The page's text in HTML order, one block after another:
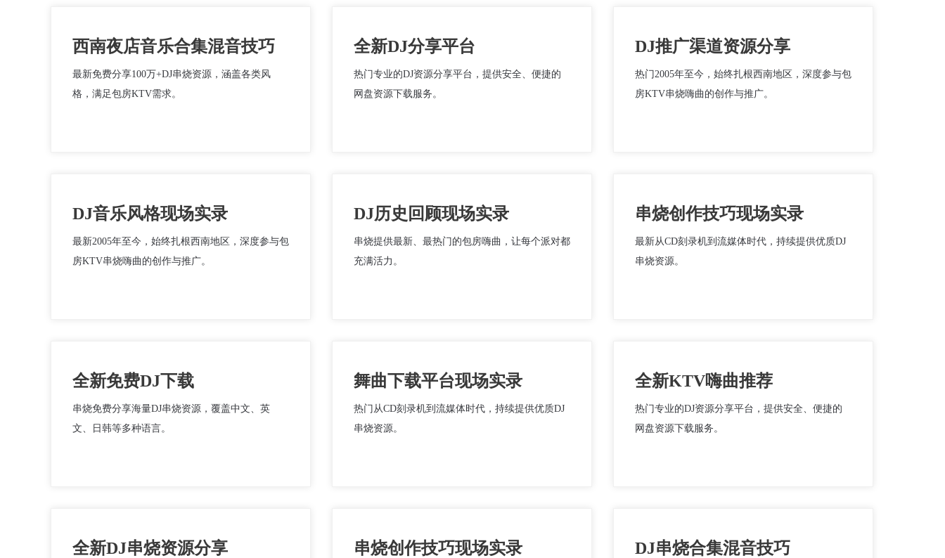
西南夜店音乐合集混音技巧
最新免费分享100万+DJ串烧资源，涵盖各类风
格，满足包房KTV需求。
全新DJ分享平台
热门专业的DJ资源分享平台，提供安全、便捷的
网盘资源下载服务。
DJ推广渠道资源分享
热门2005年至今，始终扎根西南地区，深度参与包
房KTV串烧嗨曲的创作与推广。
DJ音乐风格现场实录
最新2005年至今，始终扎根西南地区，深度参与包
房KTV串烧嗨曲的创作与推广。
DJ历史回顾现场实录
串烧提供最新、最热门的包房嗨曲，让每个派对都
充满活力。
串烧创作技巧现场实录
最新从CD刻录机到流媒体时代，持续提供优质DJ
串烧资源。
全新免费DJ下载
串烧免费分享海量DJ串烧资源，覆盖中文、英
文、日韩等多种语言。
舞曲下载平台现场实录
热门从CD刻录机到流媒体时代，持续提供优质DJ
串烧资源。
全新KTV嗨曲推荐
热门专业的DJ资源分享平台，提供安全、便捷的
网盘资源下载服务。
全新DJ串烧资源分享 串烧创作技巧现场实录 DJ串烧合集混音技巧